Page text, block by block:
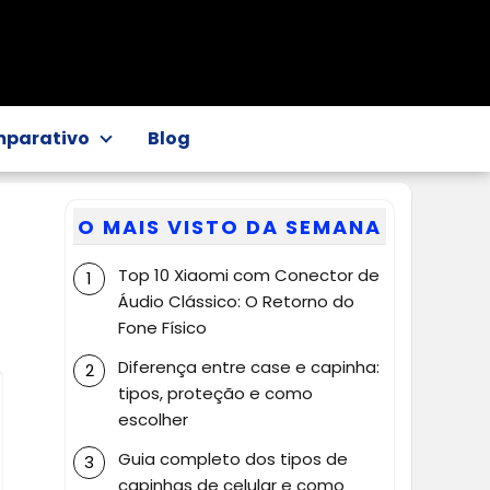
Blog
O MAIS VISTO DA SEMANA
Top 10 Xiaomi com Conector de
Áudio Clássico: O Retorno do
Fone Físico
Diferença entre case e capinha:
tipos, proteção e como
escolher
Guia completo dos tipos de